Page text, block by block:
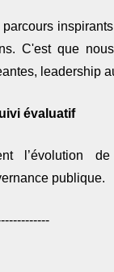
C'est que
leadership
évaluatif
l’évolution
publique.